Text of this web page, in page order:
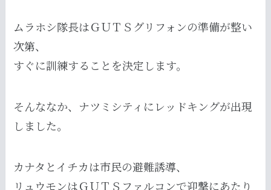
ムラホシ隊長はＧＵＴＳグリフォンの準備が整い
次第、
すぐに訓練することを決定します。
そんななか、ナツミシティにレッドキングが出現
しました。
カナタとイチカは市民の避難誘導、
リュウモンはＧＵＴＳファルコンで迎撃にあたり